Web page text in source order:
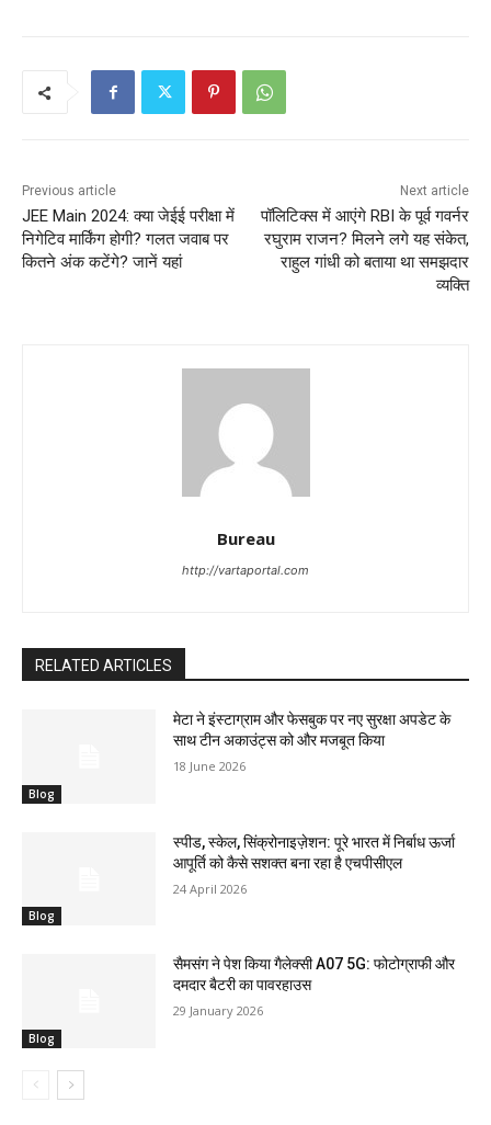
Previous article
JEE Main 2024: क्या जेईई परीक्षा में
निगेटिव मार्किंग होगी? गलत जवाब पर
कितने अंक कटेंगे? जानें यहां
Next article
पॉलिटिक्स में आएंगे RBI के पूर्व गवर्नर
रघुराम राजन? मिलने लगे यह संकेत,
राहुल गांधी को बताया था समझदार
व्यक्ति
Bureau
http://vartaportal.com
RELATED ARTICLES
Blog
मेटा ने इंस्टाग्राम और फेसबुक पर नए सुरक्षा अपडेट के
साथ टीन अकाउंट्स को और मजबूत किया
18 June 2026
Blog
स्पीड, स्केल, सिंक्रोनाइज़ेशन: पूरे भारत में निर्बाध ऊर्जा
आपूर्ति को कैसे सशक्त बना रहा है एचपीसीएल
24 April 2026
Blog
सैमसंग ने पेश किया गैलेक्सी A07 5G: फोटोग्राफी और
दमदार बैटरी का पावरहाउस
29 January 2026